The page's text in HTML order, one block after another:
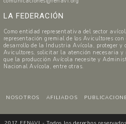
LA FEDERACIÓN
Como entidad representativa del sector
representación gremial de los Avicultores con
desarrollo de la Industria Avícola, proteger y
Avicultores, solicitar la atención necesaria y
que la producción Avícola necesite y
Nacional Avícola, entre otras.
NOSOTROS AFILIADOS